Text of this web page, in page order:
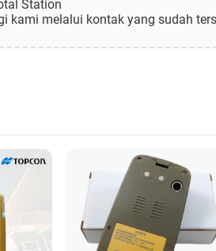
Station
kami melalui kontak yang sudah